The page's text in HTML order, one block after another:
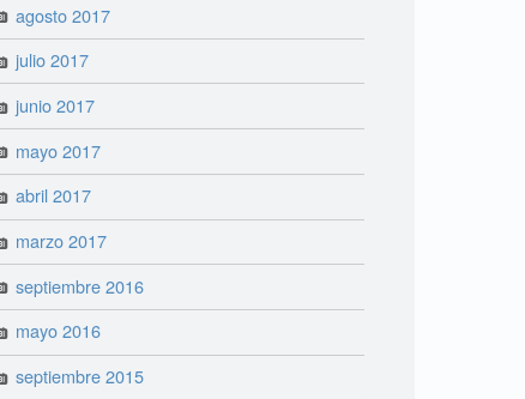
agosto 2017
julio 2017
junio 2017
mayo 2017
abril 2017
marzo 2017
septiembre 2016
mayo 2016
septiembre 2015